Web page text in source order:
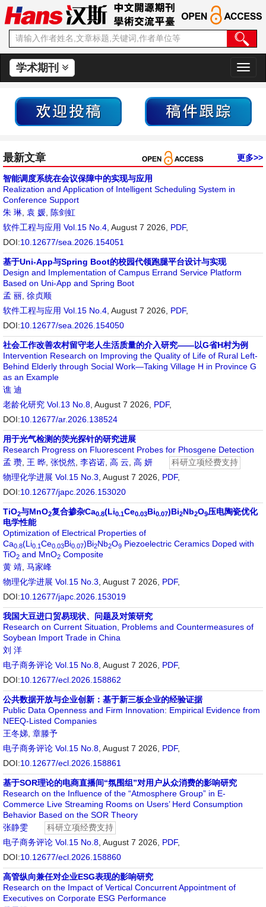
学术期刊
切
换
航
最新文章 更多>>
智能调度系统在会议保障中的实现与应用
Realization and Application of Intelligent Scheduling System in
Conference Support
朱 琳 袁 媛
陈剑虹
软件工程与应用 Vol.15 No.4 , August 7 2026, PDF,
DOI:10.12677/sea.2026.154051
基于Uni-App与Spring Boot的校园代领跑腿平台设计与实现
Design and Implementation of Campus Errand Service Platform
Based on Uni-App and Spring Boot
孟 丽 徐贞顺
软件工程与应用 Vol.15 No.4 , August 7 2026, PDF,
DOI:10.12677/sea.2026.154050
社会工作改善农村留守老人生活质量的介入研究——以G省H村为例
Intervention Research on Improving the Quality of Life of Rural Left-
Behind Elderly through Social Work—Taking Village H in Province G
as an Example
谯 迪
老龄化研究 Vol.13 No.8 , August 7 2026, PDF,
DOI:10.12677/ar.2026.138524
用于光气检测的荧光探针的研究进展
Research Progress on Fluorescent Probes for Phosgene Detection
孟 瓒 王 晔 张悦然 李咨诺 高 云 高 妍
科研立项经费支持
物理化学进展 Vol.15 No.3 , August 7 2026, PDF,
DOI:10.12677/japc.2026.153020
TiO2与MnO2复合掺杂Ca0.8(Li0.1Ce0.03Bi0.07)Bi2Nb2O9压电陶瓷优化
电学性能
Optimization of Electrical Properties of
Ca0.8(Li0.1Ce0.03Bi0.07)Bi2Nb2O9 Piezoelectric Ceramics Doped with
TiO2 and MnO2 Composite
黄 靖 马家峰
物理化学进展 Vol.15 No.3 , August 7 2026, PDF,
DOI:10.12677/japc.2026.153019
我国大豆进口贸易现状、问题及对策研究
Research on Current Situation, Problems and Countermeasures of
Soybean Import Trade in China
刘 洋
电子商务评论 Vol.15 No.8 , August 7 2026, PDF,
DOI:10.12677/ecl.2026.158862
公共数据开放与企业创新：基于新三板企业的经验证据
Public Data Openness and Firm Innovation: Empirical Evidence from
NEEQ-Listed Companies
王冬娣 章滕予
电子商务评论 Vol.15 No.8 , August 7 2026, PDF,
DOI:10.12677/ecl.2026.158861
基于SOR理论的电商直播间“氛围组”对用户从众消费的影响研究
Research on the Influence of the “Atmosphere Group” in E-
Commerce Live Streaming Rooms on Users’ Herd Consumption
Behavior Based on the SOR Theory
张静雯
科研立项经费支持
电子商务评论 Vol.15 No.8 , August 7 2026, PDF,
DOI:10.12677/ecl.2026.158860
高管纵向兼任对企业ESG表现的影响研究
Research on the Impact of Vertical Concurrent Appointment of
Executives on Corporate ESG Performance